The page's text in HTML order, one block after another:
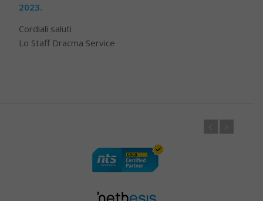
2023.
Cordiali saluti
Lo Staff Dracma Service